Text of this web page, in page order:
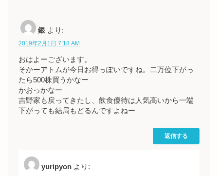
銀 より:
2019年2月1日 7:18 AM
おはよーございます。
そかーアトムが今日お得っぽいですね。二万位下がっ
たら500株買うかなー
かおっかなー
吉野家も戻ってきたし、飲食優待は人気高いから一端
下がっても結局もどるんですよねー
返信する
yuripyon より: